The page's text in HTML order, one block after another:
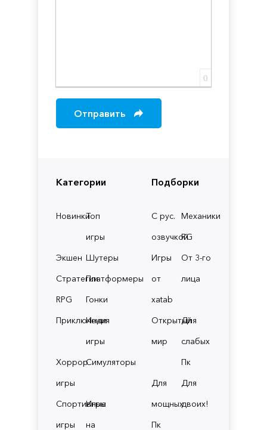
Категории
НовинкиТоп
игры
Экшен Шутеры
СтратегииПлатформеры
RPG
Гонки
Приключения
Инди
игры
Хоррор
игры
Симуляторы
Спортивные
игры
Игры
на
Подборки
С рус.
озвучкой
Механики
RG
Игры
от
xatab
От 3-го
лица
Открытый
мир
Для
слабых
Пк
Для
мощных
Пк
Для
двоих!
0
Отправить